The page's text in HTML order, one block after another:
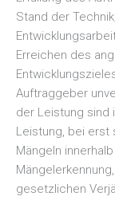
Stand der
Erreichen des
Auftraggeber
der Leistung sind
Leistung, bei erst
Mängeln
gesetzlichen